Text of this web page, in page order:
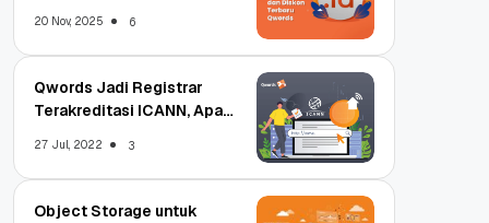
20 Nov, 2025 6
Qwords Jadi Registrar
Terakreditasi ICANN, Apa
27 Jul, 2022 3
Object Storage untuk